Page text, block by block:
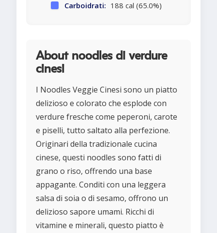
Carboidrati: 188 cal (65.0%)
About noodles di verdure
cinesi
I Noodles Veggie Cinesi sono un piatto
delizioso e colorato che esplode con
verdure fresche come peperoni, carote
e piselli, tutto saltato alla perfezione.
Originari della tradizionale cucina
cinese, questi noodles sono fatti di
grano o riso, offrendo una base
appagante. Conditi con una leggera
salsa di soia o di sesamo, offrono un
delizioso sapore umami. Ricchi di
vitamine e minerali, questo piatto è